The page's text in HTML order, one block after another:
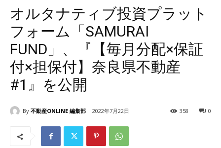
オルタナティブ投資プラット
フォーム「SAMURAI
FUND」、『【毎月分配×保証
付×担保付】奈良県不動産
#1』を公開
By 不動産ONLINE 編集部 2022年7月22日 0
358